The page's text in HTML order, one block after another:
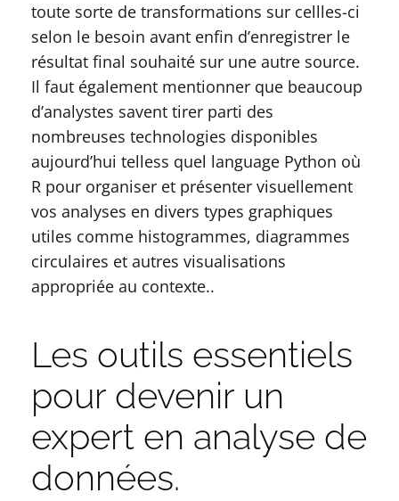
toute sorte de transformations sur cellles-ci
selon le besoin avant enfin d’enregistrer le
résultat final souhaité sur une autre source.
Il faut également mentionner que beaucoup
d’analystes savent tirer parti des
nombreuses technologies disponibles
aujourd’hui telless quel language Python où
R pour organiser et présenter visuellement
vos analyses en divers types graphiques
utiles comme histogrammes, diagrammes
circulaires et autres visualisations
appropriée au contexte..
Les outils essentiels
pour devenir un
expert en analyse de
données.